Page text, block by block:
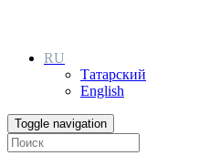
RU
Татарский
English
Toggle navigation